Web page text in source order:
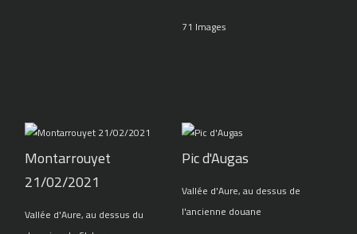
71 Images
Montarrouyet
21/02/2021
Vallée d'Aure, au dessus du
Pic d'Augas
Vallée d'Aure, au dessus de
l'ancienne douane